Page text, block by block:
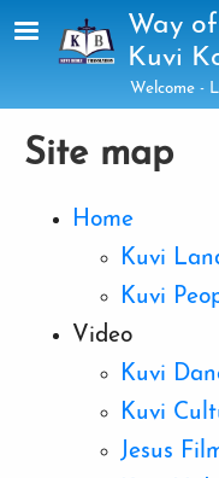
Skip to main content
Way
Kuvi
Welcome -
Site map
Home
Kuvi
Kuvi
Video
Kuvi
Kuvi
Jesus